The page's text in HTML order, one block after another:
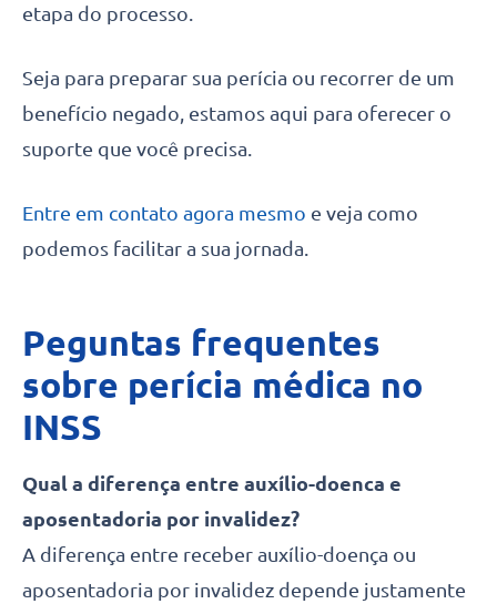
etapa do processo.
Seja para preparar sua perícia ou recorrer de um
benefício negado, estamos aqui para oferecer o
suporte que você precisa.
Entre em contato agora mesmo e veja como
podemos facilitar a sua jornada.
Peguntas frequentes
sobre perícia médica no
INSS
Qual a diferença entre auxílio-doenca e
aposentadoria por invalidez?
A diferença entre receber auxílio-doença ou
aposentadoria por invalidez depende justamente